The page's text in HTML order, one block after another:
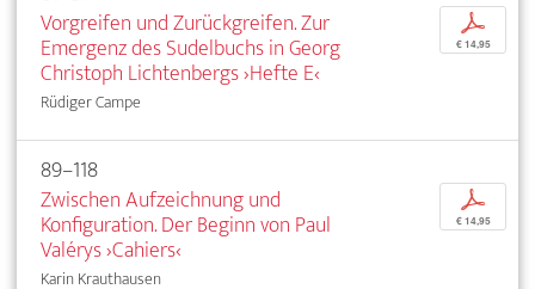
Vorgreifen und Zurückgreifen. Zur
Emergenz des Sudelbuchs in Georg
Christoph Lichtenbergs ›Hefte E‹
Rüdiger Campe
p
€ 14,95
89–118
Zwischen Aufzeichnung und
Konfiguration. Der Beginn von Paul
Valérys ›Cahiers‹
Karin Krauthausen
p
€ 14,95